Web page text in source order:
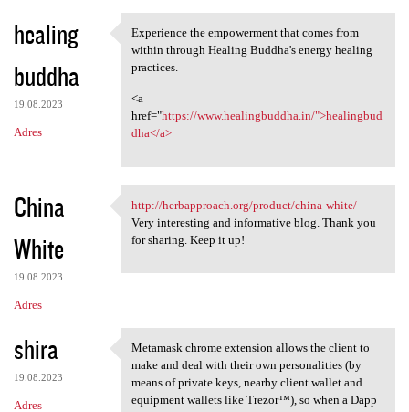
healing
buddha
19.08.2023
Adres
Experience the empowerment
Experience the empowerment that comes from
within through Healing Buddha's energy healing
practices.
<a
href="https://www.healingbuddha.in/">healingbud
dha</a>
China
White
19.08.2023
Adres
http://herbapproach.org
http://herbapproach.org/product/china-white/
Very interesting and informative blog. Thank you
for sharing. Keep it up!
shira
19.08.2023
Adres
Metamask chrome extension
Metamask chrome extension allows the client to
make and deal with their own personalities (by
means of private keys, nearby client wallet and
equipment wallets like Trezor™), so when a Dapp